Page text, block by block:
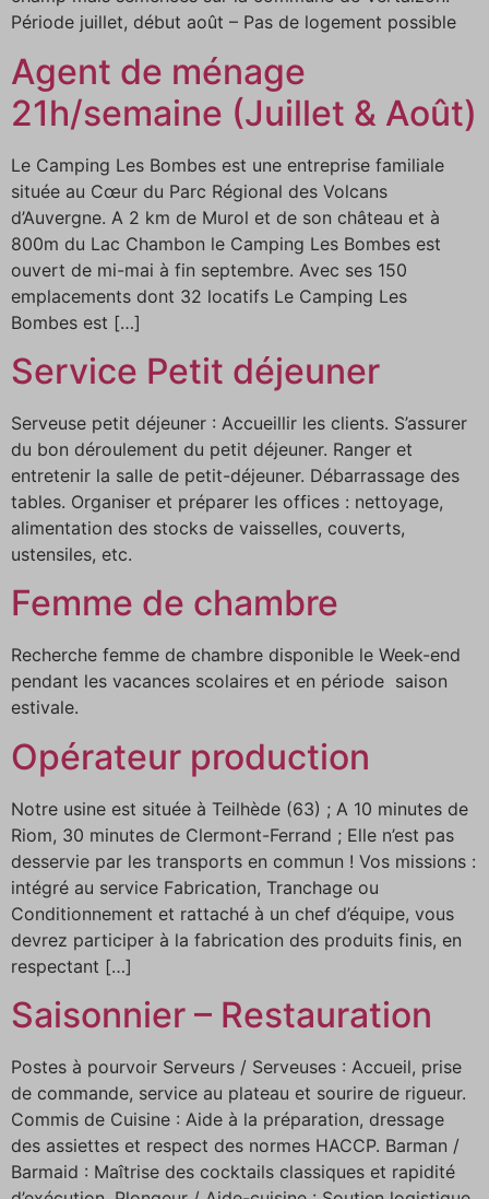
Période juillet, début août – Pas de logement possible
Agent de ménage
21h/semaine (Juillet & Août)
Le Camping Les Bombes est une entreprise familiale
située au Cœur du Parc Régional des Volcans
d’Auvergne. A 2 km de Murol et de son château et à
800m du Lac Chambon le Camping Les Bombes est
ouvert de mi-mai à fin septembre. Avec ses 150
emplacements dont 32 locatifs Le Camping Les
Bombes est […]
Service Petit déjeuner
Serveuse petit déjeuner : Accueillir les clients. S’assurer
du bon déroulement du petit déjeuner. Ranger et
entretenir la salle de petit-déjeuner. Débarrassage des
tables. Organiser et préparer les offices : nettoyage,
alimentation des stocks de vaisselles, couverts,
ustensiles, etc.
Femme de chambre
Recherche femme de chambre disponible le Week-end
pendant les vacances scolaires et en période saison
estivale.
Opérateur production
Notre usine est située à Teilhède (63) ; A 10 minutes de
Riom, 30 minutes de Clermont-Ferrand ; Elle n’est pas
desservie par les transports en commun ! Vos missions :
intégré au service Fabrication, Tranchage ou
Conditionnement et rattaché à un chef d’équipe, vous
devrez participer à la fabrication des produits finis, en
respectant […]
Saisonnier – Restauration
Postes à pourvoir Serveurs / Serveuses : Accueil, prise
de commande, service au plateau et sourire de rigueur.
Commis de Cuisine : Aide à la préparation, dressage
des assiettes et respect des normes HACCP. Barman /
Barmaid : Maîtrise des cocktails classiques et rapidité